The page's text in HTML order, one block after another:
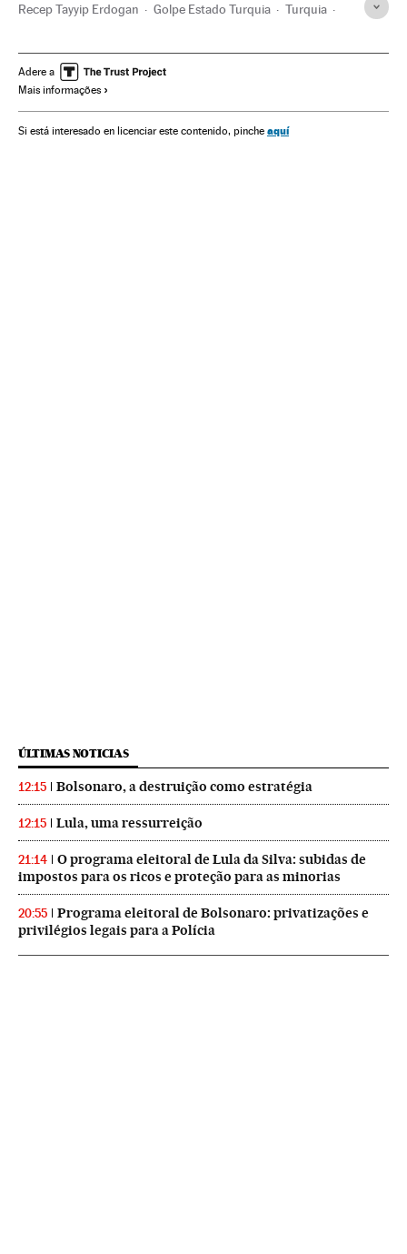
Recep Tayyip Erdogan Golpe Estado Turquia Turquia
Estados Unidos Conflitos políticos
Política
Adere a
Mais informações
Si está interesado en licenciar este contenido, pinche aquí
ÚLTIMAS NOTICIAS
12:15 Bolsonaro, a destruição como estratégia
12:15 Lula, uma ressurreição
21:14
O programa eleitoral de Lula da Silva: subidas de
impostos para os ricos e proteção para as minorias
20:55
Programa eleitoral de Bolsonaro: privatizações e
privilégios legais para a Polícia